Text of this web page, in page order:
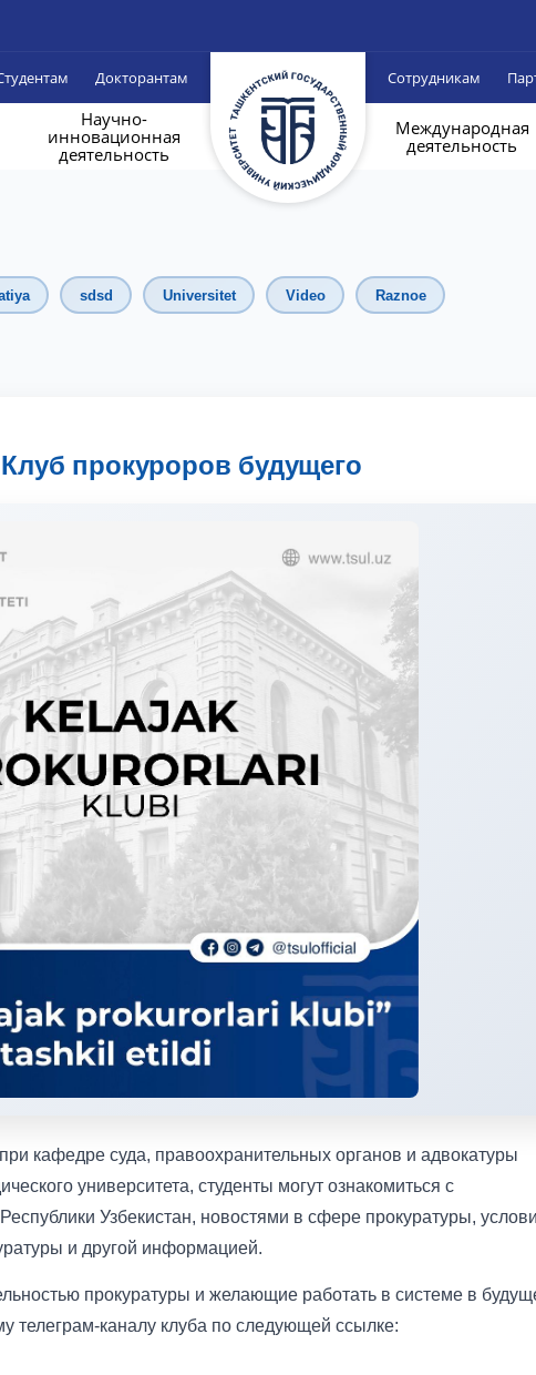
Докторантам Сотрудникам
Научно-
инновационная
деятельность
Международная
деятельность
sdsd Universitet Video Raznoe
прокуроров будущего
кафедре суда, правоохранительных органов и адвокатуры
университета, студенты могут ознакомиться с
Узбекистан, новостями в сфере прокуратуры,
и другой информацией.
прокуратуры и желающие работать в системе в
телеграм-каналу клуба по следующей ссылке: